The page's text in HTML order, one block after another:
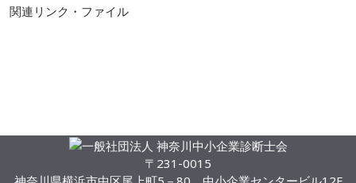
関連リンク・ファイル
〒231-0015